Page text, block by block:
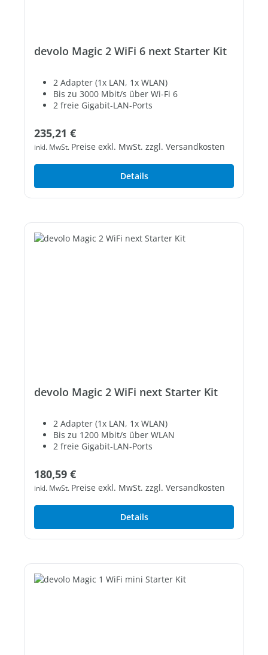
devolo Magic 2 WiFi 6 next Starter Kit
2 Adapter (1x LAN, 1x WLAN)
Bis zu 3000 Mbit/s über Wi-Fi 6
2 freie Gigabit-LAN-Ports
Regulärer Preis:
235,21 €
inkl. MwSt. Preise exkl. MwSt. zzgl. Versandkosten
Details
devolo Magic 2 WiFi next Starter Kit
2 Adapter (1x LAN, 1x WLAN)
Bis zu 1200 Mbit/s über WLAN
2 freie Gigabit-LAN-Ports
Regulärer Preis:
180,59 €
inkl. MwSt. Preise exkl. MwSt. zzgl. Versandkosten
Details